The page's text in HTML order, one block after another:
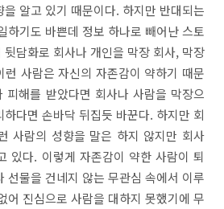
알고 있기 때문이다. 하지만 반대되는
하기도 바쁜데 정보 하나로 빼어난 스토
담화로 회사나 개인을 막장 회사, 막장
런 사람은 자신의 자존감이 약하기 때문
피해를 받았다면 회사나 사람을 막장으
다면 손바닥 뒤집듯 바꾼다. 하지만 회
사람의 성향을 말은 하지 않지만 회사
있다. 이렇게 자존감이 약한 사람이 퇴
선물을 건네지 않는 무관심 속에서 이루
어 진심으로 사람을 대하지 못했기에 무